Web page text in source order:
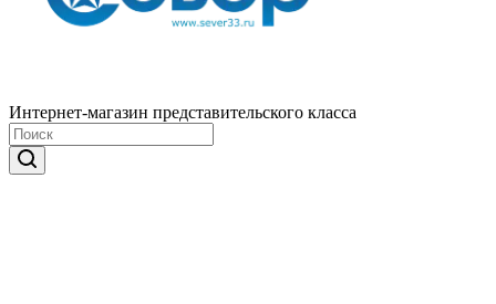
Интернет-магазин представительского класса